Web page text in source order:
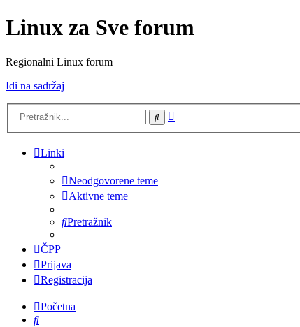
Linux za Sve forum
Regionalni Linux forum
Idi na sadržaj
Pretražnik
Linki
Neodgovorene teme
Aktivne teme
Pretražnik
ČPP
Prijava
Registracija
Početna
Pretražnik